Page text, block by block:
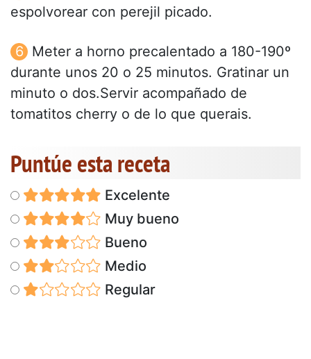
espolvorear con perejil picado.
Meter a horno precalentado a 180-190º
durante unos 20 o 25 minutos. Gratinar un
minuto o dos.Servir acompañado de
tomatitos cherry o de lo que querais.
Puntúe esta receta
Excelente
Muy bueno
Bueno
Medio
Regular